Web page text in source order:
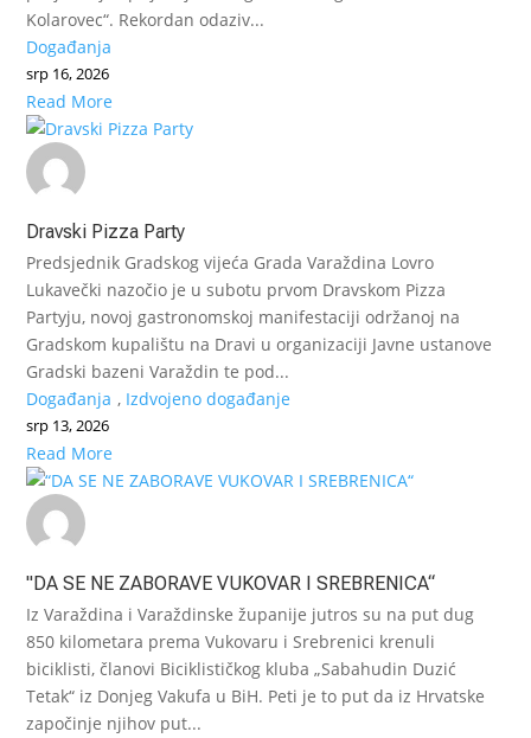
Kolarovec“. Rekordan odaziv...
Događanja
srp 16, 2026
Read More
Dravski Pizza Party
Predsjednik Gradskog vijeća Grada Varaždina Lovro
Lukavečki nazočio je u subotu prvom Dravskom Pizza
Partyju, novoj gastronomskoj manifestaciji održanoj na
Gradskom kupalištu na Dravi u organizaciji Javne ustanove
Gradski bazeni Varaždin te pod...
Događanja , Izdvojeno događanje
srp 13, 2026
Read More
"DA SE NE ZABORAVE VUKOVAR I SREBRENICA“
Iz Varaždina i Varaždinske županije jutros su na put dug
850 kilometara prema Vukovaru i Srebrenici krenuli
biciklisti, članovi Biciklističkog kluba „Sabahudin Duzić
Tetak“ iz Donjeg Vakufa u BiH. Peti je to put da iz Hrvatske
započinje njihov put...